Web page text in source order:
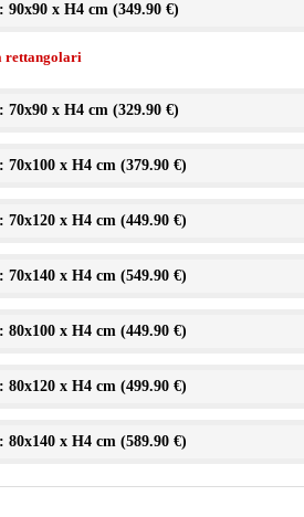
90x90 x H4 cm (349.90 €)
rettangolari
70x90 x H4 cm (329.90 €)
70x100 x H4 cm (379.90 €)
70x120 x H4 cm (449.90 €)
70x140 x H4 cm (549.90 €)
80x100 x H4 cm (449.90 €)
80x120 x H4 cm (499.90 €)
80x140 x H4 cm (589.90 €)